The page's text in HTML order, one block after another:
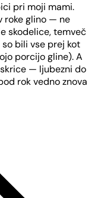
pri moji mami.
roke glino — ne
skodelice, temveč
bili vse prej kot
porcijo gline). A
— ljubezni do
rok vedno znova